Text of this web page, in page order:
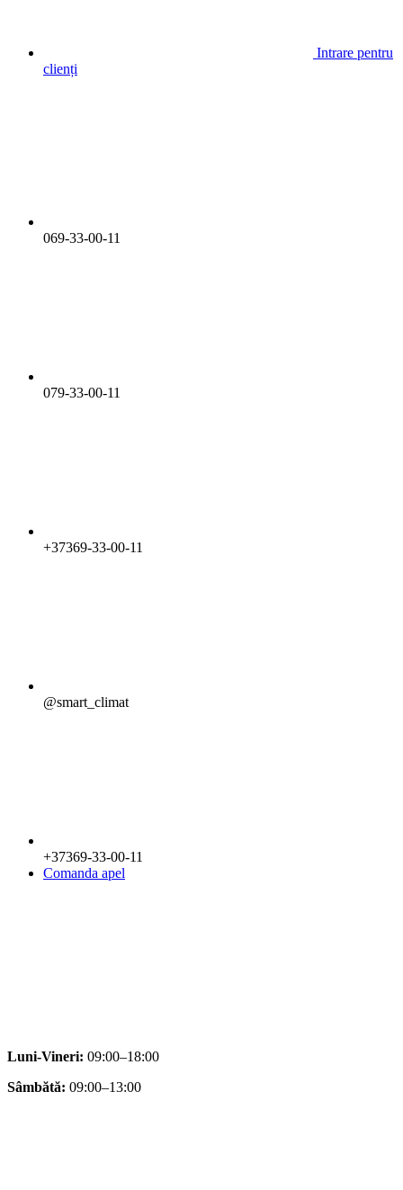
Intrare pentru
clienți
069-33-00-11
079-33-00-11
+37369-33-00-11
@smart_climat
+37369-33-00-11
Comanda apel
Luni-Vineri: 09:00–18:00
Sâmbătă: 09:00–13:00